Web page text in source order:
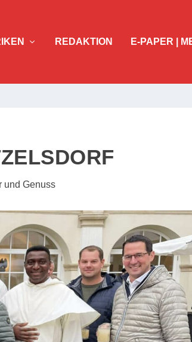
REDAKTION E-PAPER |
und Genuss